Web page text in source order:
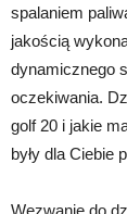
spalaniem
jakością
dynamicznego
oczekiwania.
golf 20 i jakie
były dla Ciebie